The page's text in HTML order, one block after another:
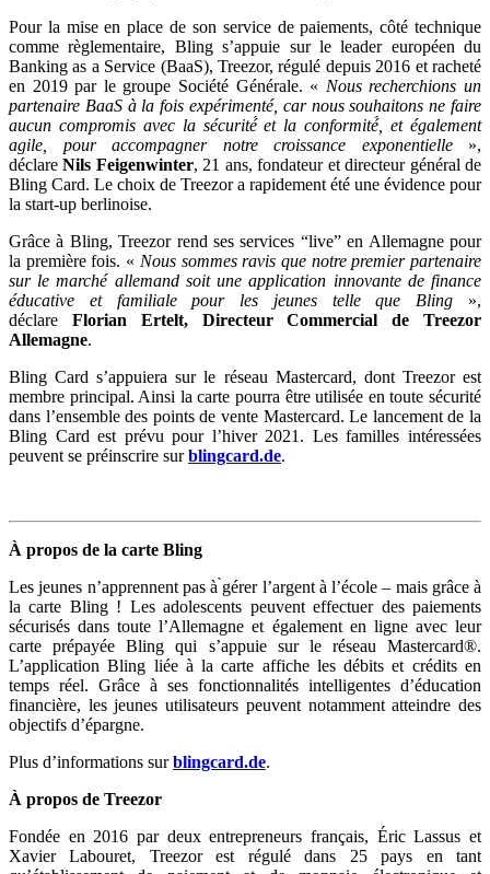
Pour la mise en place de son service de paiements, côté technique
comme règlementaire, Bling s’appuie sur le leader européen du
Banking as a Service (BaaS), Treezor, régulé depuis 2016 et racheté
en 2019 par le groupe Société Générale. « Nous recherchions un
partenaire BaaS à la fois expérimenté, car nous souhaitons ne faire
aucun compromis avec la sécurité́ et la conformité́, et également
agile, pour accompagner notre croissance exponentielle»,
déclareNils Feigenwinter, 21 ans, fondateur et directeur général de
Bling Card. Le choix de Treezor a rapidement été une évidence pour
la start-up berlinoise.
Grâce à Bling, Treezor rend ses services “live” en Allemagne pour
la première fois. « Nous sommes ravis que notre premier partenaire
sur le marché allemand soit une application innovante de finance
éducative et familiale pour les jeunes telle que Bling »,
déclare Florian Ertelt, Directeur Commercial de Treezor
Allemagne.
Bling Card s’appuiera sur le réseau Mastercard, dont Treezor est
membre principal. Ainsi la carte pourra être utilisée en toute sécurité
dans l’ensemble des points de vente Mastercard. Le lancement de la
Bling Card est prévu pour l’hiver 2021. Les familles intéressées
peuvent se préinscrire surblingcard.de.
À propos de la carte Bling
Les jeunes n’apprennent pas à ̀gérer l’argent à l’école – mais grâce à
la carte Bling ! Les adolescents peuvent effectuer des paiements
sécurisés dans toute l’Allemagne et également en ligne avec leur
carte prépayée Bling qui s’appuie sur le réseau Mastercard®.
L’application Bling liée à la carte affiche les débits et crédits en
temps réel. Grâce à ses fonctionnalités intelligentes d’éducation
financière, les jeunes utilisateurs peuvent notamment atteindre des
objectifs d’épargne.
Plus d’informations surblingcard.de.
À propos de Treezor
Fondée en 2016 par deux entrepreneurs français, Éric Lassus et
Xavier Labouret, Treezor est régulé dans 25 pays en tant